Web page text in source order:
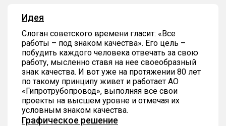
Идея
Слоган советского времени гласит: «Все
работы – под знаком качества». Его цель –
побудить каждого человека отвечать за свою
работу, мысленно ставя на нее своеобразный
знак качества. И вот уже на протяжении 80 лет
по такому принципу живет и работает АО
«Гипротрубопровод», выполняя все свои
проекты на высшем уровне и отмечая их
условным знаком качества.
Графическое решение